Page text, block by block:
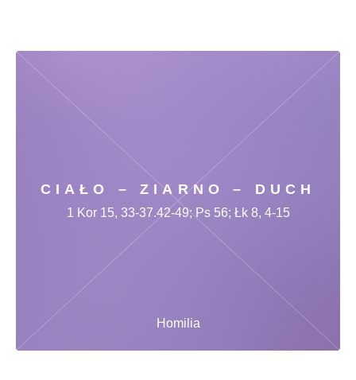
CIAŁO – ZIARNO – DUCH
Homilia
1 Kor 15, 33-37.42-49; Ps 56; Łk 8, 4-15